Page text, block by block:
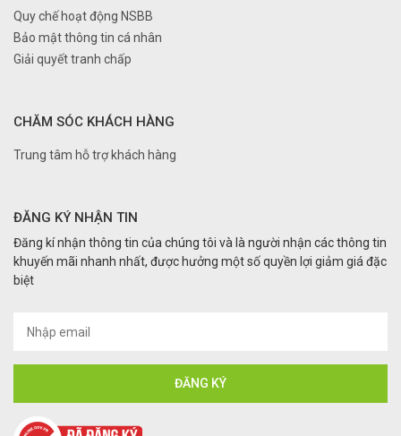
Quy chế hoạt động NSBB
Bảo mật thông tin cá nhân
Giải quyết tranh chấp
CHĂM SÓC KHÁCH HÀNG
Trung tâm hỗ trợ khách hàng
ĐĂNG KÝ NHẬN TIN
Đăng kí nhận thông tin của chúng tôi và là người nhận các thông tin
khuyến mãi nhanh nhất, được hưởng một số quyền lợi giảm giá đặc
biệt